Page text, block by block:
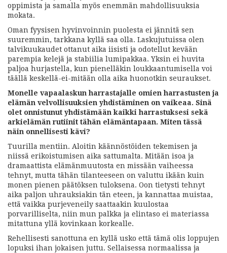
oppimista ja samalla myös enemmän mahdollisuuksia
mokata.
Oman fyysisen hyvinvoinnin puolesta ei jännitä sen
suuremmin, tarkkana kyllä saa olla. Laskujutuissa olen
talvikuukaudet ottanut aika iisisti ja odotellut kevään
parempia kelejä ja stabiilia lumipakkaa. Yksin ei huvita
paljoa hurjastella, kun pienelläkin loukkaantumisella voi
täällä keskellä-ei-mitään olla aika huonotkin seuraukset.
Monelle vapaalaskun harrastajalle omien harrastusten ja
elämän velvollisuuksien yhdistäminen on vaikeaa. Sinä
olet onnistunut yhdistämään kaikki harrastuksesi sekä
arkielämän rutiinit tähän elämäntapaan. Miten tässä
näin onnellisesti kävi?
Tuurilla mentiin. Aloitin käännöstöiden tekemisen ja
niissä erikoistumisen aika sattumalta. Mitään isoa ja
dramaattista elämänmuutosta en missään vaiheessa
tehnyt, mutta tähän tilanteeseen on valuttu ikään kuin
monen pienen päätöksen tuloksena. Oon tietysti tehnyt
aika paljon uhrauksiakin tän eteen, ja kannattaa muistaa,
että vaikka purjeveneily saattaakin kuulostaa
porvarilliselta, niin mun palkka ja elintaso ei materiassa
mitattuna yllä kovinkaan korkealle.
Rehellisesti sanottuna en kyllä usko että tämä olis loppujen
lopuksi ihan jokaisen juttu. Sellaisessa normaalissa ja